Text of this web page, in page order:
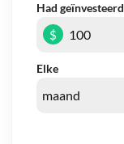
Had geïnvesteerd
Elke
$